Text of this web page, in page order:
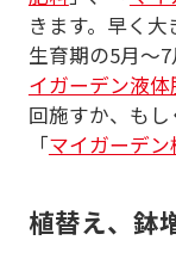
きます。早く大
生育期の5月～
イガーデン液体
回施すか、もし
「マイガーデ
植替え、鉢